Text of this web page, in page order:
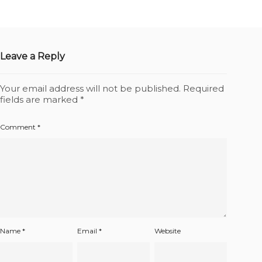
Leave a Reply
Your email address will not be published. Required
fields are marked *
Comment *
Name * Email * Website